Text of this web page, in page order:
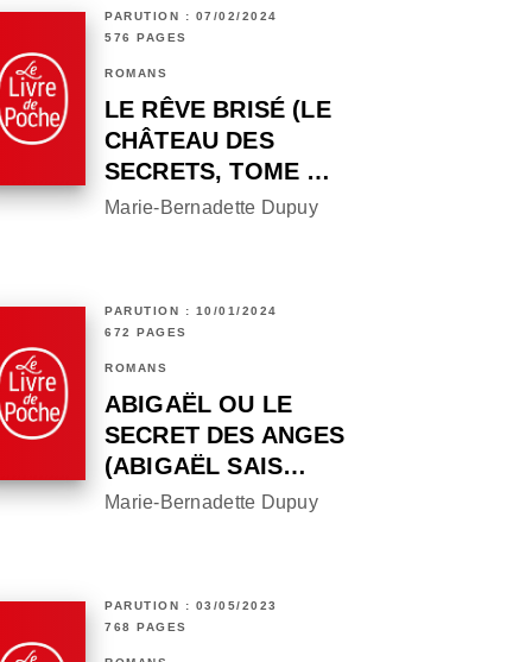
PARUTION : 07/02/2024
576 PAGES
ROMANS
LE RÊVE BRISÉ (LE
CHÂTEAU DES
SECRETS, TOME …
Marie-Bernadette Dupuy
PARUTION : 10/01/2024
672 PAGES
ROMANS
ABIGAËL OU LE
SECRET DES ANGES
(ABIGAËL SAIS…
Marie-Bernadette Dupuy
PARUTION : 03/05/2023
768 PAGES